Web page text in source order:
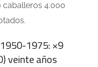
caballeros 4.000
1975: ×9
veinte años